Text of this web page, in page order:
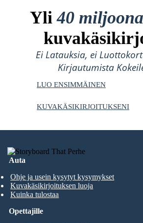
Yli40
Ei Latauksia, ei
Kirjautumista
LUO ENSIMMÄINEN
KUVAKÄSIKIRJOITUKSENI
Auta
Ohje ja usein kysytyt kysymykset
Kuvakäsikirjoituksen luoja
Kuinka tulostaa
Opettajille